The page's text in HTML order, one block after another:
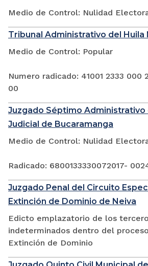
Medio de Control: Nulidad
Tribunal Administrativo del Huila
Medio de Control: Popular
Numero radicado: 41001 2333 000
00
Juzgado Séptimo Administrativo
Judicial de Bucaramanga
Medio de Control: Nulidad
Radicado: 6800133330072017-
Juzgado Penal del Circuito
Extinción de Dominio de Neiva
Edicto emplazatorio de los
indeterminados dentro del
Extinción de Dominio